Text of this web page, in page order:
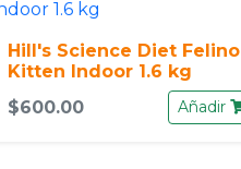
Hill's Science Diet Felino
Kitten Indoor 1.6 kg
$600.00
Añadir